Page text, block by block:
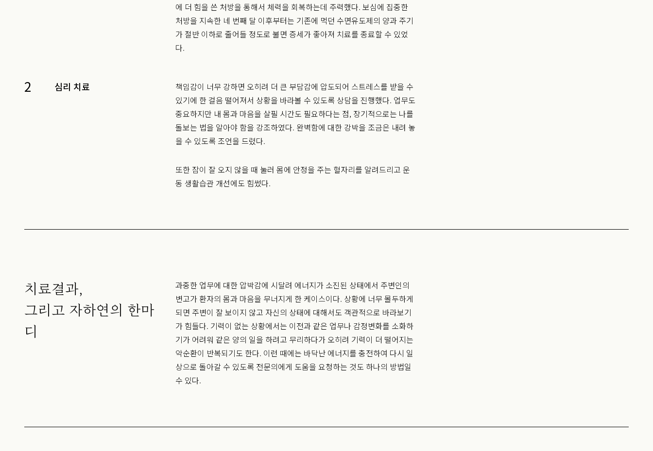
에 더 힘을 쓴 처방을 통해서 체력을 회복하는데 주력했다. 보심에 집중한
처방을 지속한 네 번째 달 이후부터는 기존에 먹던 수면유도제의 양과 주기
가 절반 이하로 줄어들 정도로 불면 증세가 좋아져 치료를 종료할 수 있었
다.
2 심리 치료
책임감이 너무 강하면 오히려 더 큰 부담감에 압도되어 스트레스를 받을 수
있기에 한 걸음 떨어져서 상황을 바라볼 수 있도록 상담을 진행했다. 업무도
중요하지만 내 몸과 마음을 살필 시간도 필요하다는 점, 장기적으로는 나를
돌보는 법을 알아야 함을 강조하였다. 완벽함에 대한 강박을 조금은 내려 놓
을 수 있도록 조언을 드렸다.
또한 잠이 잘 오지 않을 때 눌러 몸에 안정을 주는 혈자리를 알려드리고 운
동 생활습관 개선에도 힘썼다.
치료결과,
그리고 자하연의 한마
디
과중한 업무에 대한 압박감에 시달려 에너지가 소진된 상태에서 주변인의
변고가 환자의 몸과 마음을 무너지게 한 케이스이다. 상황에 너무 몰두하게
되면 주변이 잘 보이지 않고 자신의 상태에 대해서도 객관적으로 바라보기
가 힘들다. 기력이 없는 상황에서는 이전과 같은 업무나 감정변화를 소화하
기가 어려워 같은 양의 일을 하려고 무리하다가 오히려 기력이 더 떨어지는
악순환이 반복되기도 한다. 이런 때에는 바닥난 에너지를 충전하여 다시 일
상으로 돌아갈 수 있도록 전문의에게 도움을 요청하는 것도 하나의 방법일
수 있다.